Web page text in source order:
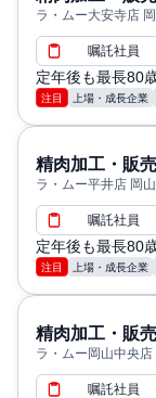
ラ・ムー大安寺店
嘱託社員
定年後も最長80
注目 上場・成長企業
精肉加工・販売
ラ・ムー平井店 岡
嘱託社員
定年後も最長80
注目 上場・成長企業
精肉加工・販売
ラ・ムー岡山中央店
嘱託社員